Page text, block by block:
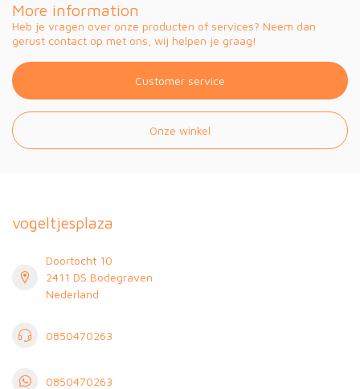
More information
Heb je vragen over onze producten of services? Neem dan
gerust contact op met ons, wij helpen je graag!
Customer service
Onze winkel
vogeltjesplaza
Doortocht 10
2411 DS Bodegraven
Nederland
0850470263
0850470263